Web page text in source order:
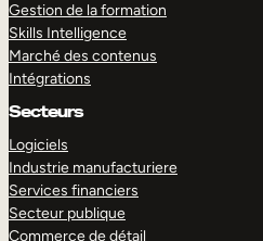
Gestion de la formation
Skills Intelligence
Marché des contenus
Intégrations
Secteurs
Logiciels
Industrie manufacturiere
Services financiers
Secteur publique
Commerce de détail